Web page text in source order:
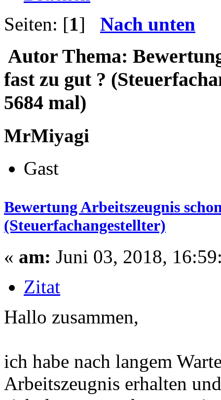
Seiten: [1] Nach unten
Autor Thema:
fast zu gut ?
5684 mal)
MrMiyagi
Gast
Bewertung Arbeitszeugnis
(Steuerfachangestellter)
« am: Juni 03, 2018,
Zitat
Hallo zusammen,
ich habe nach langem
Arbeitszeugnis erhalten